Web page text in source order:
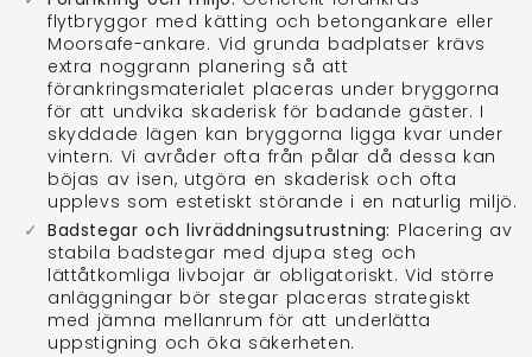
flytbryggor med kätting och betongankare eller
Moorsafe-ankare. Vid grunda badplatser krävs
extra noggrann planering så att
förankringsmaterialet placeras under bryggorna
för att undvika skaderisk för badande gäster. I
skyddade lägen kan bryggorna ligga kvar under
vintern. Vi avråder ofta från pålar då dessa kan
böjas av isen, utgöra en skaderisk och ofta
upplevs som estetiskt störande i en naturlig miljö.
Badstegar och livräddningsutrustning: Placering av
stabila badstegar med djupa steg och
lättåtkomliga livbojar är obligatoriskt. Vid större
anläggningar bör stegar placeras strategiskt
med jämna mellanrum för att underlätta
uppstigning och öka säkerheten.